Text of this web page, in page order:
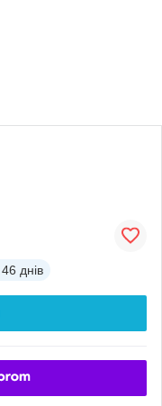
46 днів